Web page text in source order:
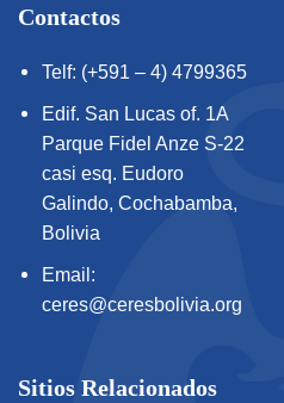
Contactos
Telf: (+591 – 4) 4799365
Edif. San Lucas of. 1A
Parque Fidel Anze S-22
casi esq. Eudoro
Galindo, Cochabamba,
Bolivia
Email:
ceres@ceresbolivia.org
Sitios Relacionados